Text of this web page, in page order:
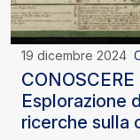
19 dicembre 2024
CONOSCERE
Esplorazione
ricerche sulla